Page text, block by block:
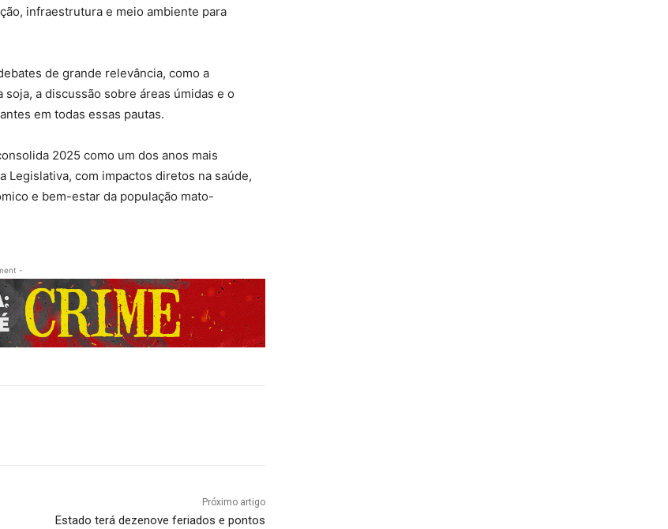
infraestrutura e meio ambiente para
de grande relevância, como a
a discussão sobre áreas úmidas e o
em todas essas pautas.
2025 como um dos anos mais
Legislativa, com impactos diretos na saúde,
e bem-estar da população mato-
-
Próximo artigo
Estado terá dezenove feriados e pontos